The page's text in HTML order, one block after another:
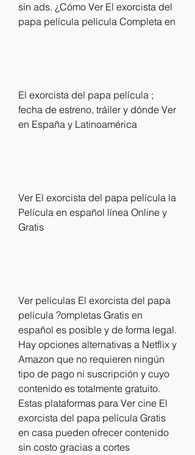
sin ads. ¿Cómo Ver El exorcista del
papa película película Completa en
El exorcista del papa película ;
fecha de estreno, tráiler y dónde Ver
en España y Latinoamérica
Ver El exorcista del papa película la
Película en español línea Online y
Gratis
Ver películas El exorcista del papa
película ?ompletas Gratis en
español es posible y de forma legal.
Hay opciones alternativas a Netflix y
Amazon que no requieren ningún
tipo de pago ni suscripción y cuyo
contenido es totalmente gratuito.
Estas plataformas para Ver cine El
exorcista del papa película Gratis
en casa pueden ofrecer contenido
sin costo gracias a cortes